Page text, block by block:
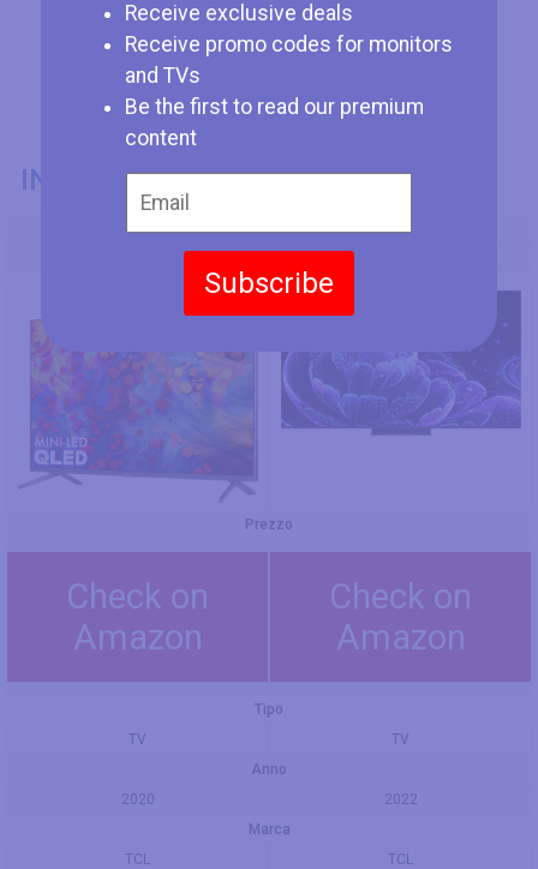
Receive exclusive deals
Receive promo codes for monitors
and TVs
Be the first to read our premium
content
Subscribe
INFORMAZIONI GENERALI
Prezzo
Check on
Amazon
Check on
Amazon
Tipo
TV
TV
Anno
2020
2022
Marca
TCL
TCL